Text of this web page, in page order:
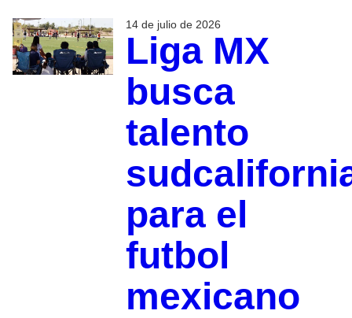
14 de julio de 2026
Liga MX
busca
talento
para el
futbol
mexicano